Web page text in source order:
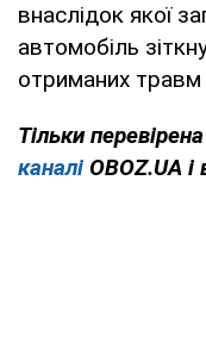
внаслідок якої
автомобіль
отриманих травм
Тільки
каналі OBOZ.UA і